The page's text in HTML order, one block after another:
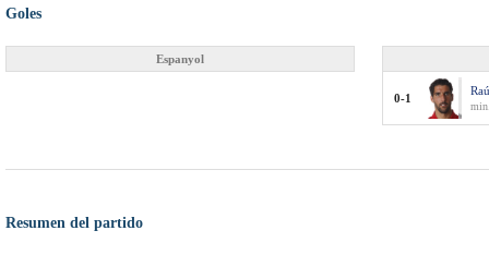
Goles
Espanyol
0-1
Resumen del partido